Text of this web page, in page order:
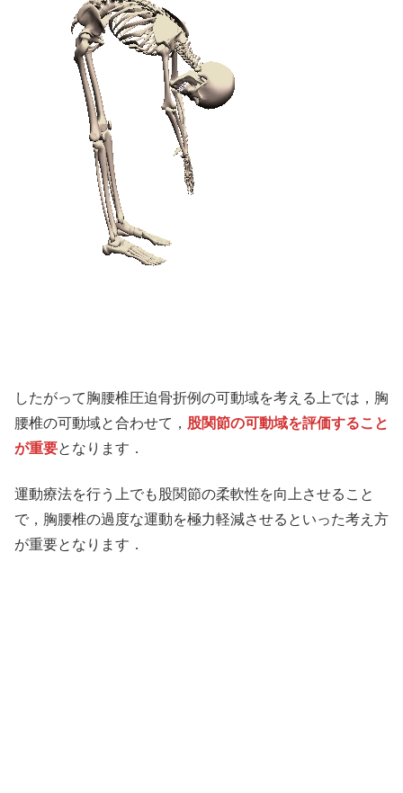
したがって胸腰椎圧迫骨折例の可動域を考える上では，胸
腰椎の可動域と合わせて， 股関節の可動域を評価すること
が重要となります．
運動療法を行う上でも股関節の柔軟性を向上させること
で，胸腰椎の過度な運動を極力軽減させるといった考え方
が重要となります．